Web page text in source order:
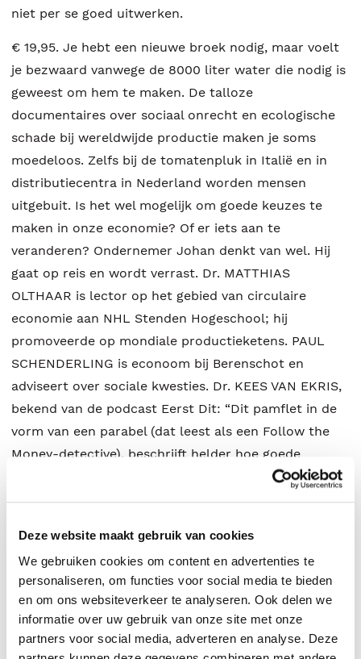
Deze website maakt gebruik van cookies
We gebruiken cookies om content en advertenties te
personaliseren, om functies voor social media te bieden
en om ons websiteverkeer te analyseren. Ook delen we
informatie over uw gebruik van onze site met onze
partners voor social media, adverteren en analyse. Deze
niet per se goed uitwerken.
€ 19,95. Je hebt een nieuwe broek nodig, maar voelt
je bezwaard vanwege de 8000 liter water die nodig is
geweest om hem te maken. De talloze
documentaires over sociaal onrecht en ecologische
schade bij wereldwijde productie maken je soms
moedeloos. Zelfs bij de tomatenpluk in Italië en in
distributiecentra in Nederland worden mensen
uitgebuit. Is het wel mogelijk om goede keuzes te
maken in onze economie? Of er iets aan te
veranderen? Ondernemer Johan denkt van wel. Hij
gaat op reis en wordt verrast. Dr. MATTHIAS
OLTHAAR is lector op het gebied van circulaire
economie aan NHL Stenden Hogeschool; hij
promoveerde op mondiale productieketens. PAUL
SCHENDERLING is econoom bij Berenschot en
adviseert over sociale kwesties. Dr. KEES VAN EKRIS,
bekend van de podcast Eerst Dit: “Dit pamflet in de
vorm van een parabel (dat leest als een Follow the
Money-detective), beschrijft helder hoe goede
bedoelingen niet per se goed uitwerken. Aangrijpend.”
ELBERT SMELT, leadzanger Trinity en presentator van
stoppen met wegkijken en ons wakker laten
schudden.” Dr. SAMUEL LEE, Theoloog des
Vaderlands 2020: “Hoe handel ik eerlijk is van harte
aanbevolen voor iedereen die zich inzet voor een
humane, rechtvaardige wereld.” Reinier van den Berg,